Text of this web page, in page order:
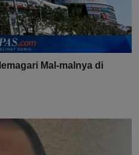
Mal-malnya di